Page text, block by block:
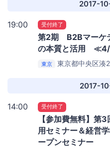
2017-
19:00 受付終了
第2期 B2Bマーケ
の本質と活用
東京 東京都中央区
2017-
14:00 受付終了
【参加費無料】
用セミナー＆経営
ープンセミナー